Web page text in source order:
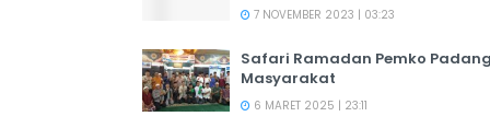
7 NOVEMBER 2023 | 03:23
Safari Ramadan Pemko
Masyarakat
6 MARET 2025 | 23:11